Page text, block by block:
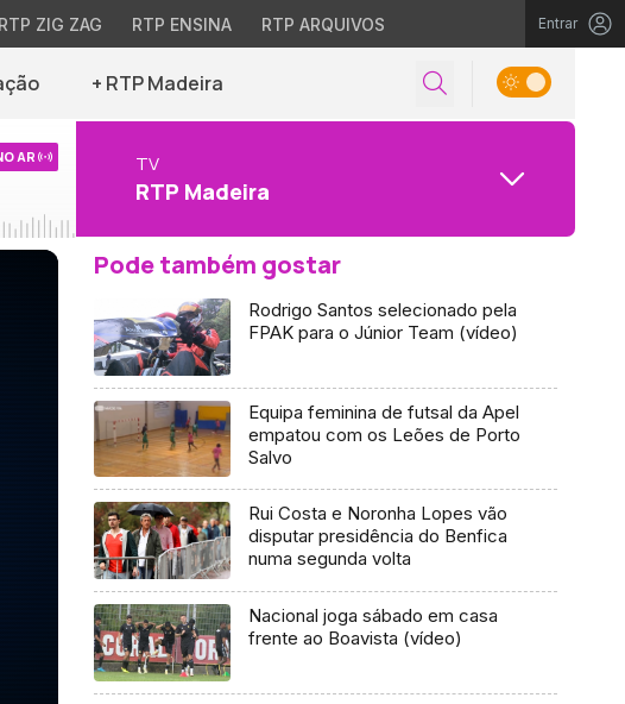
RTP ZIG ZAG RTP ENSINA RTP ARQUIVOS Entrar
+ RTP Madeira
AR TV
RTP Madeira
Pode também gostar
Rodrigo Santos selecionado pela
FPAK para o Júnior Team (vídeo)
Equipa feminina de futsal da Apel
empatou com os Leões de Porto
Salvo
Rui Costa e Noronha Lopes vão
disputar presidência do Benfica
numa segunda volta
Nacional joga sábado em casa
frente ao Boavista (vídeo)